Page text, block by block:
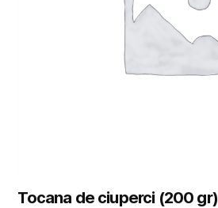
Tocana de ciuperci (200 gr)